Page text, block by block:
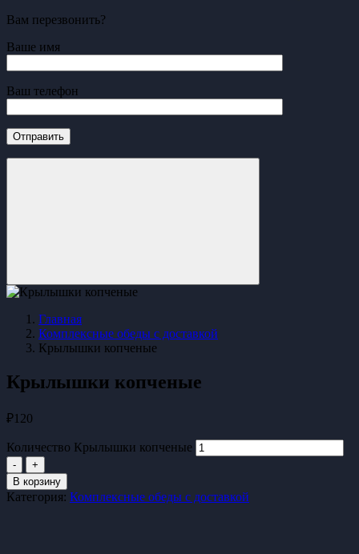
Вам перезвонить?
Ваше имя
Ваш телефон
Главная
Комплексные обеды с доставкой
Крылышки копченые
Крылышки копченые
₽120
Количество Крылышки копченые
-
+
В корзину
Категория: Комплексные обеды с доставкой